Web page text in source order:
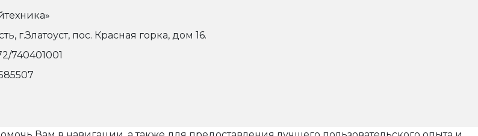
г.Златоуст, пос. Красная горка, дом 16.
740401001